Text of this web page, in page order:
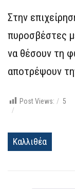
Στην
πυροσβέστες
να θέσουν τη
αποτρέψουν
Post Views: 5
Καλλιθέα